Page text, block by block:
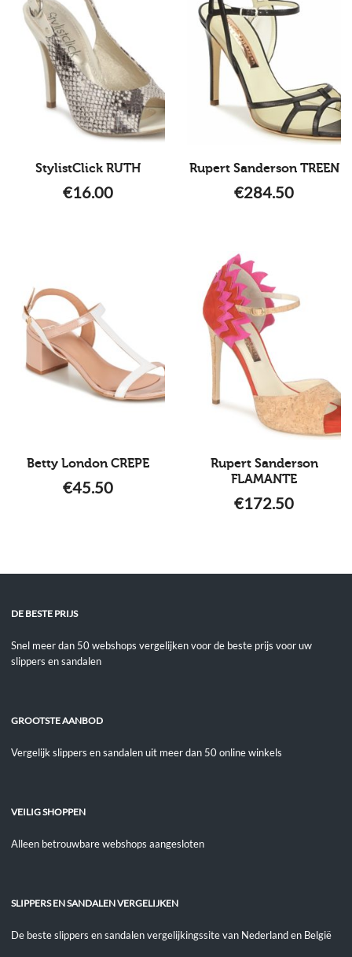
StylistClick RUTH
€16.00
Rupert Sanderson TREEN
€284.50
Betty London CREPE
€45.50
Rupert Sanderson
FLAMANTE
€172.50
DE BESTE PRIJS
Snel meer dan 50 webshops vergelijken voor de beste prijs voor uw
slippers en sandalen
GROOTSTE AANBOD
Vergelijk slippers en sandalen uit meer dan 50 online winkels
VEILIG SHOPPEN
Alleen betrouwbare webshops aangesloten
SLIPPERS EN SANDALEN VERGELIJKEN
De beste slippers en sandalen vergelijkingssite van Nederland en België